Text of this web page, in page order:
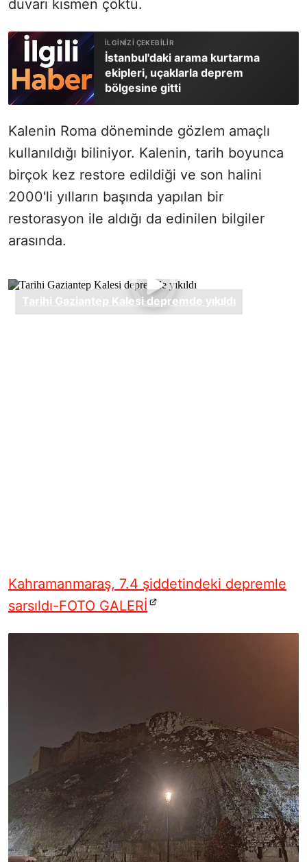
duvarı kısmen çöktü.
İstanbul'daki arama kurtarma
ekipleri, uçaklarla deprem
bölgesine gitti
Kalenin Roma döneminde gözlem amaçlı
kullanıldığı biliniyor. Kalenin, tarih boyunca
birçok kez restore edildiği ve son halini
2000'li yılların başında yapılan bir
restorasyon ile aldığı da edinilen bilgiler
arasında.
Kahramanmaraş, 7.4 şiddetindeki depremle
sarsıldı-FOTO GALERİ